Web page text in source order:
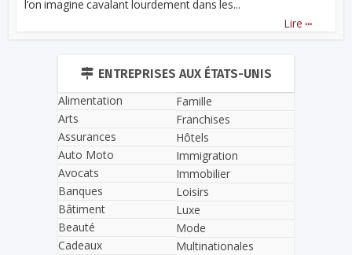
l’on imagine cavalant lourdement dans les...
Lire ...
ENTREPRISES AUX ÉTATS-UNIS
Alimentation
Arts
Assurances
Auto Moto
Avocats
Banques
Bâtiment
Beauté
Cadeaux
Famille
Franchises
Hôtels
Immigration
Immobilier
Loisirs
Luxe
Mode
Multinationales